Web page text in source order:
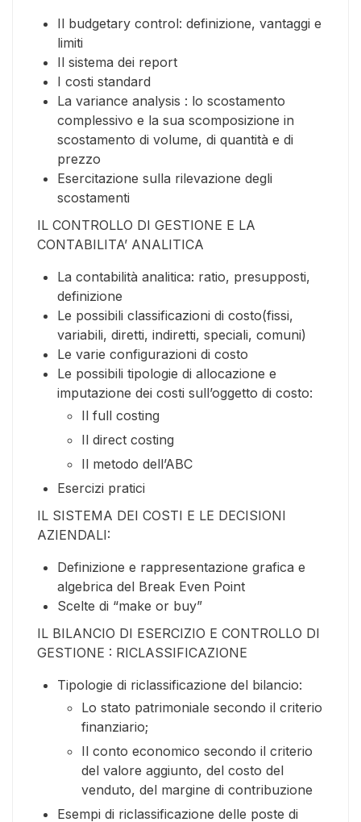
Il budgetary control: definizione, vantaggi e
limiti
Il sistema dei report
I costi standard
La variance analysis : lo scostamento
complessivo e la sua scomposizione in
scostamento di volume, di quantità e di
prezzo
Esercitazione sulla rilevazione degli
scostamenti
IL CONTROLLO DI GESTIONE E LA
CONTABILITA’ ANALITICA
La contabilità analitica: ratio, presupposti,
definizione
Le possibili classificazioni di costo(fissi,
variabili, diretti, indiretti, speciali, comuni)
Le varie configurazioni di costo
Le possibili tipologie di allocazione e
imputazione dei costi sull’oggetto di costo:
Il full costing
Il direct costing
Il metodo dell’ABC
Esercizi pratici
IL SISTEMA DEI COSTI E LE DECISIONI
AZIENDALI:
Definizione e rappresentazione grafica e
algebrica del Break Even Point
Scelte di “make or buy”
IL BILANCIO DI ESERCIZIO E CONTROLLO DI
GESTIONE : RICLASSIFICAZIONE
Tipologie di riclassificazione del bilancio:
Lo stato patrimoniale secondo il criterio
finanziario;
Il conto economico secondo il criterio
del valore aggiunto, del costo del
venduto, del margine di contribuzione
Esempi di riclassificazione delle poste di